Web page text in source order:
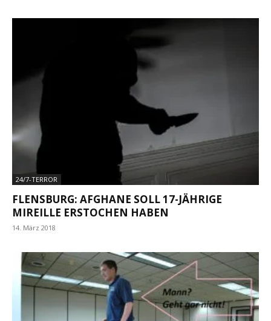
24/7-TERROR
FLENSBURG: AFGHANE SOLL 17-JÄHRIGE
MIREILLE ERSTOCHEN HABEN
14. März 2018